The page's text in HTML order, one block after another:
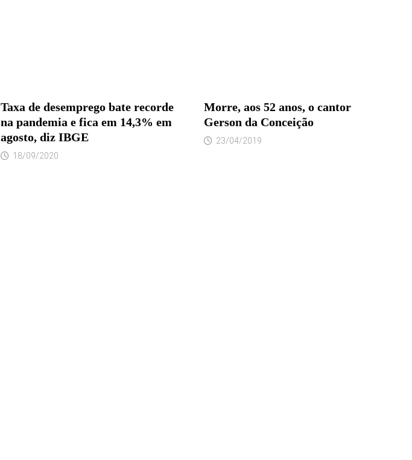
Taxa de desemprego bate recorde
na pandemia e fica em 14,3% em
agosto, diz IBGE
18/09/2020
Morre, aos 52 anos, o cantor
Gerson da Conceição
23/04/2019